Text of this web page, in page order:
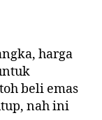
harga
beli emas
nah ini